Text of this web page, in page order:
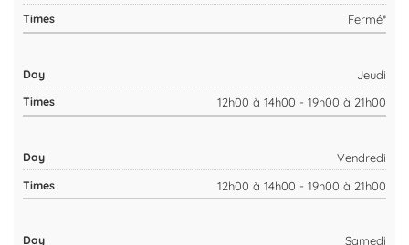
Fermé*
Jeudi
12h00 à 14h00 - 19h00 à 21h00
Vendredi
12h00 à 14h00 - 19h00 à 21h00
Samedi